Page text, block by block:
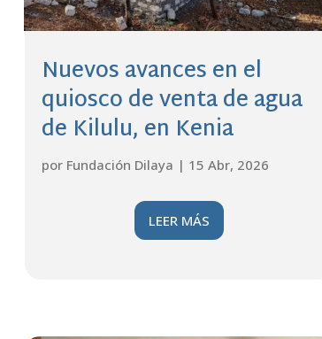
Nuevos avances en el
quiosco de venta de agua
de Kilulu, en Kenia
por Fundación Dilaya | 15 Abr, 2026
LEER MÁS